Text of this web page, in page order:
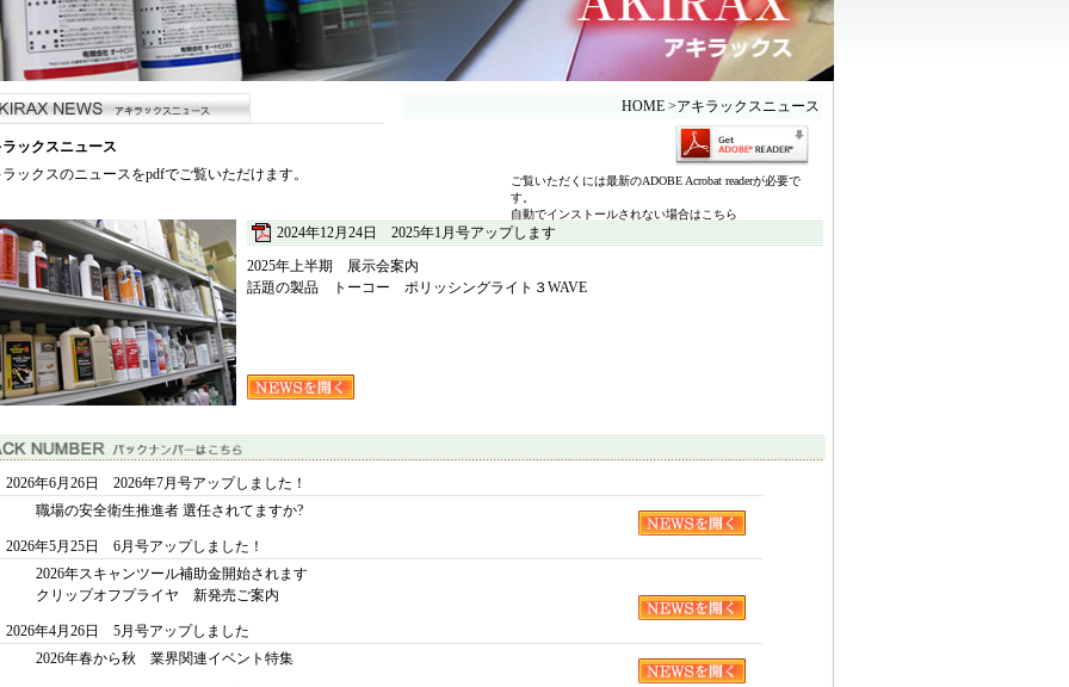
ックスニュース
ックスのニュースをpdfでご覧いただけます。
HOME >アキラックスニュース
ご覧いただくには最新のADOBE Acrobat readerが必要で
す。
自動でインストールされない場合はこちら
2024年12月24日 2025年1月号アップします
2025年上半期 展示会案内
話題の製品 トーコー ポリッシングライト３WAVE
2026年6月26日 2026年7月号アップしました！
職場の安全衛生推進者 選任されてますか?
2026年5月25日 6月号アップしました！
2026年スキャンツール補助金開始されます
クリップオフプライヤ 新発売ご案内
2026年4月26日 5月号アップしました
2026年春から秋 業界関連イベント特集